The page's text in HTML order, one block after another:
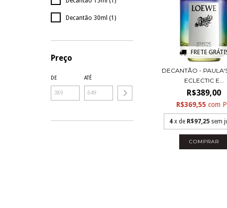
Decantão 30ml (1)
Preço
DE ATÉ
FRETE
DECANTÃO -
ECLECTIC E...
R$389,00
R$369,55 com
4 x de R$97,25 sem
COMPRAR